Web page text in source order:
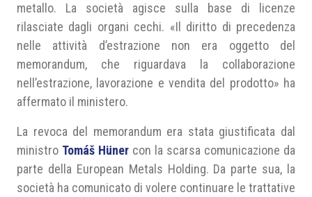
metallo. La società agisce sulla base di licenze
rilasciate dagli organi cechi. «Il diritto di precedenza
nelle attività d’estrazione non era oggetto del
memorandum, che riguardava la collaborazione
nell’estrazione, lavorazione e vendita del prodotto» ha
affermato il ministero.
La revoca del memorandum era stata giustificata dal
ministro Tomáš Hüner con la scarsa comunicazione da
parte della European Metals Holding. Da parte sua, la
società ha comunicato di volere continuare le trattative